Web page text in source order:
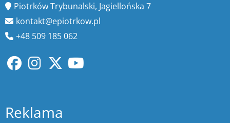
Piotrków Trybunalski, Jagiellońska 7
kontakt@epiotrkow.pl
+48 509 185 062
Reklama